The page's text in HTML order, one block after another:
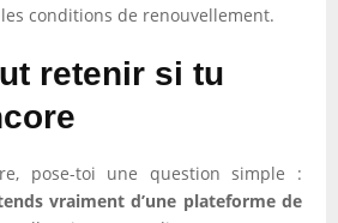
conditions de renouvellement.
retenir si tu
pose-toi une question simple :
vraiment d’une plateforme de